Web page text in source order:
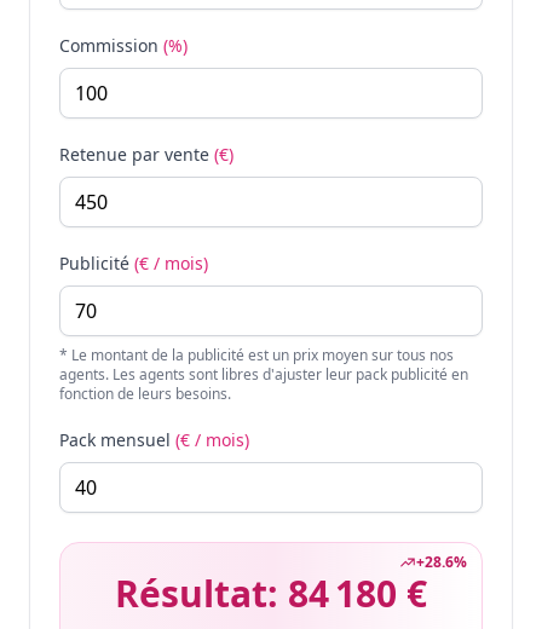
Commission (%)
Retenue par vente (€)
Publicité (€ / mois)
* Le montant de la publicité est un prix moyen sur tous nos
agents. Les agents sont libres d'ajuster leur pack publicité en
fonction de leurs besoins.
Pack mensuel (€ / mois)
+28.6%
Résultat: 84 180 €